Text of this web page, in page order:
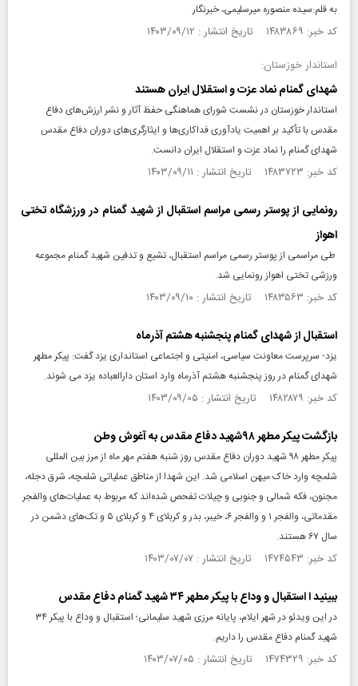
به قلم:سیده منصوره میرسلیمی، خبرنگار
کد خبر: ۱۴۸۳۸۶۹ تاریخ انتشار : ۱۴۰۳/۰۹/۱۲
استاندار خوزستان:
شهدای گمنام نماد عزت و استقلال ایران هستند
استاندار خوزستان در نشست شورای هماهنگی حفظ آثار و نشر ارزش‌های دفاع
مقدس با تأکید بر اهمیت یادآوری فداکاری‌ها و ایثارگری‌های دوران دفاع مقدس
شهدای گمنام را نماد عزت و استقلال ایران دانست.
کد خبر: ۱۴۸۳۷۲۳ تاریخ انتشار : ۱۴۰۳/۰۹/۱۱
رونمایی از پوستر رسمی مراسم استقبال از شهید گمنام در ورزشگاه تختی
اهواز
طی مراسمی از پوستر رسمی مراسم استقبال، تشیع و تدفين شهید گمنام مجموعه
ورزشی تختی اهواز رونمایی شد.
کد خبر: ۱۴۸۳۵۶۳ تاریخ انتشار : ۱۴۰۳/۰۹/۱۰
استقبال از شهدای گمنام پنجشنبه هشتم آذرماه
یزد- سرپرست معاونت سیاسی، امنیتی و اجتماعی استانداری یزد گفت: پیکر مطهر
شهدای گمنام در روز پنجشنبه هشتم آذرماه وارد استان دارالعباده یزد می شوند.
کد خبر: ۱۴۸۲۸۷۹ تاریخ انتشار : ۱۴۰۳/۰۹/۰۵
بازگشت پیکر مطهر ۹۸شهید دفاع مقدس به آغوش وطن
پیکر مطهر ۹۸ شهید دوران دفاع مقدس روز شنبه هفتم مهر ماه از مرز بین المللی
شلمچه وارد خاک میهن اسلامی شد. این شهدا از مناطق عملیاتی شلمچه، شرق دجله،
مجنون، فکه شمالی و جنوبی و چیلات تفحص شده‌اند که مربوط به عملیات‌های والفجر
مقدماتی، والفجر ۱ و والفجر ۶، خیبر، بدر و کربلای ۴ و کربلای ۵ و تک‌های دشمن در
سال ۶۷ هستند.
کد خبر: ۱۴۷۴۵۴۳ تاریخ انتشار : ۱۴۰۳/۰۷/۰۷
ببینید ا استقبال و وداع با پیکر مطهر ۳۴ شهید گمنام دفاع مقدس
در این ویدئو در شهر ایلام، پایانه مرزی شهید سلیمانی؛ استقبال و وداع با پیکر ۳۴
شهید گمنام دفاع مقدس را داریم.
کد خبر: ۱۴۷۴۳۲۹ تاریخ انتشار : ۱۴۰۳/۰۷/۰۵